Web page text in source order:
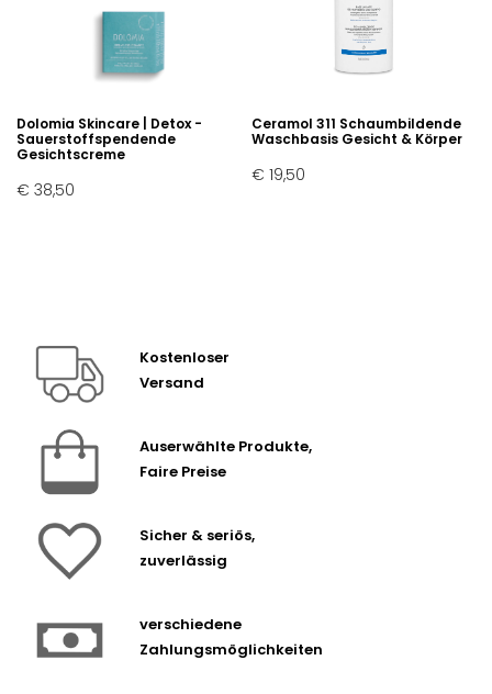
Dolomia Skincare | Detox -
Sauerstoffspendende
Gesichtscreme
€ 38,50
Ceramol 311 Schaumbildende
Waschbasis Gesicht & Körper
€ 19,50
Kostenloser
Versand
Auserwählte Produkte,
Faire Preise
Sicher & seriös,
zuverlässig
verschiedene
Zahlungsmöglichkeiten